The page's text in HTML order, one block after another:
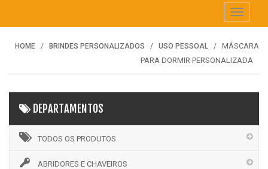
Toggle
HOME BRINDES PERSONALIZADOS USO PESSOAL
MÁSCARA
PARA DORMIR PERSONALIZADA
DEPARTAMENTOS
TODOS OS PRODUTOS
ABRIDORES E CHAVEIROS